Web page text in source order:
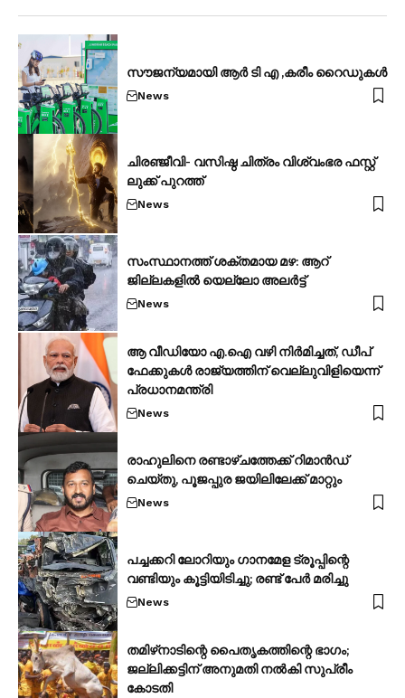
സൗജന്യമായി ആർ ടി എ ,കരീം റൈഡുകൾ
News
ചിരഞ്ജീവി- വസിഷ്ഠ ചിത്രം വിശ്വംഭര ഫസ്റ്റ്
ലുക്ക് പുറത്ത്
News
സംസ്ഥാനത്ത് ശക്തമായ മഴ: ആറ്
ജില്ലകളില്‍ യെല്ലോ അലര്‍ട്ട്
News
ആ വീഡിയോ എ.ഐ വഴി നിര്‍മിച്ചത്, ഡീപ്
ഫേക്കുകള്‍ രാജ്യത്തിന് വെല്ലുവിളിയെന്ന്
പ്രധാനമന്ത്രി
News
രാഹുലിനെ രണ്ടാഴ്ചത്തേക്ക് റിമാൻഡ്
ചെയ്തു, പൂജപ്പുര ജയിലിലേക്ക് മാറ്റും
News
പച്ചക്കറി ലോറിയും ഗാനമേള ട്രൂപ്പിന്റെ
വണ്ടിയും കൂട്ടിയിടിച്ചു; രണ്ട് പേര്‍ മരിച്ചു
News
തമിഴ്‌നാടിന്റെ പൈതൃകത്തിന്റെ ഭാഗം;
ജല്ലിക്കട്ടിന് അനുമതി നല്‍കി സുപ്രീം
കോടതി